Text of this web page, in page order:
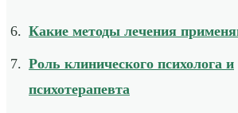
Какие методы лечения
Роль клинического психолога и
психотерапевта